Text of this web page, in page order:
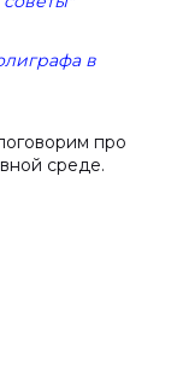
в
про
среде.